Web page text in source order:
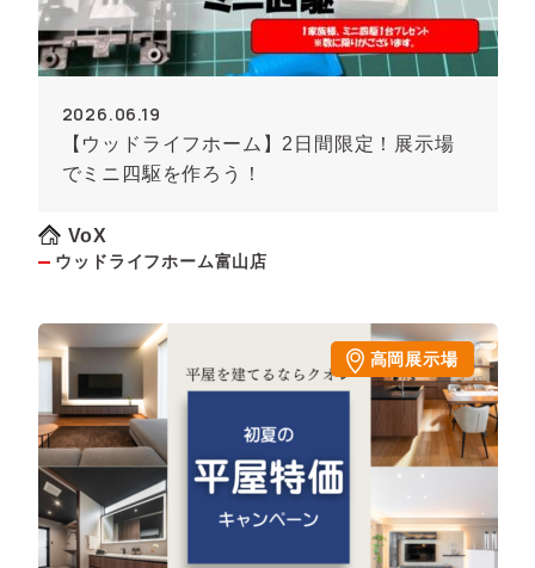
2026.06.19
【ウッドライフホーム】2日間限定！展示場
でミニ四駆を作ろう！
VoX
ウッドライフホーム富山店
高岡展示場